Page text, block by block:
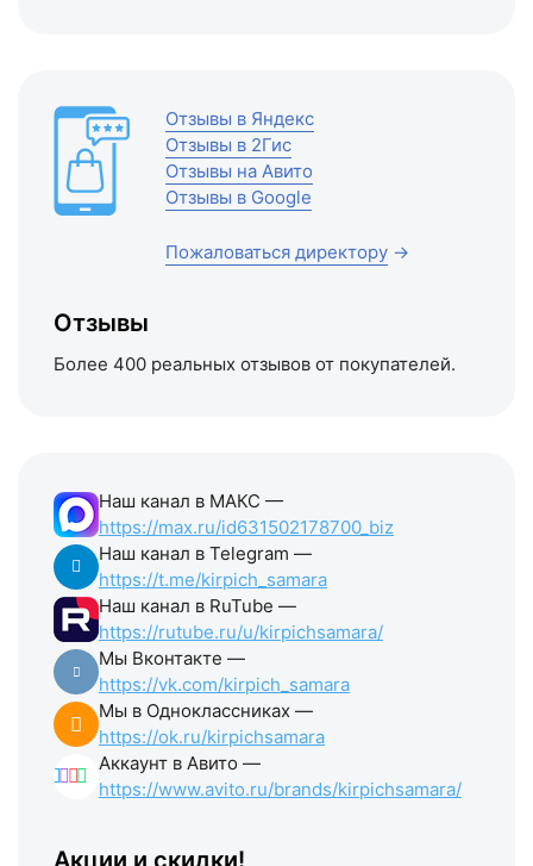
Отзывы в Яндекс
Отзывы в 2Гис
Отзывы на Авито
Отзывы в Google
Пожаловаться директору →
Отзывы
Более 400 реальных отзывов от покупателей.
Наш канал в МАКС —
https://max.ru/id631502178700_biz
Наш канал в Telegram —
https://t.me/kirpich_samara
Наш канал в RuTube —
https://rutube.ru/u/kirpichsamara/
Мы Вконтакте —
https://vk.com/kirpich_samara
Мы в Одноклассниках —
https://ok.ru/kirpichsamara
Аккаунт в Авито —
https://www.avito.ru/brands/kirpichsamara/
Акции и скидки!